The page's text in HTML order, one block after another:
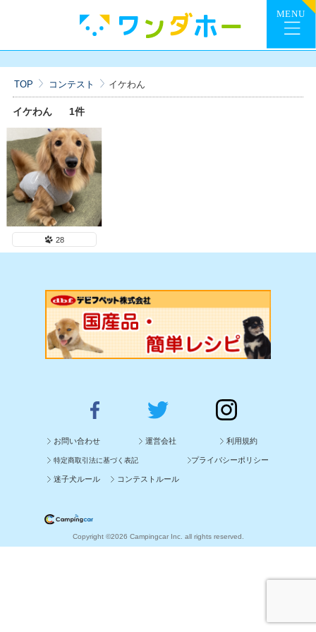
TOP コンテスト イケわん
イケわん 1件
28
お問い合わせ 運営会社 利用規約
特定商取引法に基づく表記 プライバシーポリシー
迷子犬ルール コンテストルール
Copyright ©2026 Campingcar Inc. all rights reserved.